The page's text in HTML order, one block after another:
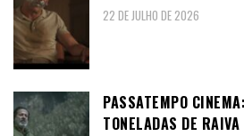
22 DE JULHO DE 2026
PASSATEMPO
TONELADAS DE RAIVA